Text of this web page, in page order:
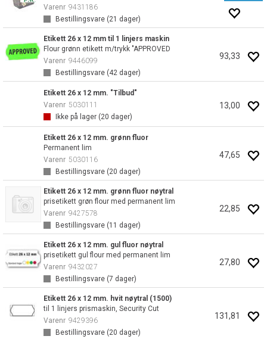
Varenr 9431186
Bestillingsvare (21 dager)
Etikett 26 x 12 mm til 1 linjers maskin
Flour grønn etikett m/trykk "APPROVED
Varenr 9446099
Bestillingsvare (42 dager)
93,33
Etikett 26 x 12 mm. "Tilbud"
Varenr 5030111
Ikke på lager (20 dager)
13,00
Etikett 26 x 12 mm. grønn fluor
Permanent lim
Varenr 5030116
Bestillingsvare (20 dager)
47,65
Etikett 26 x 12 mm. grønn fluor nøytral
prisetikett grøn flour med permanent lim
Varenr 9427578
Bestillingsvare (11 dager)
22,85
Etikett 26 x 12 mm. gul fluor nøytral
prisetikett gul flour med permanent lim
Varenr 9432027
Bestillingsvare (7 dager)
27,80
Etikett 26 x 12 mm. hvit nøytral (1500)
til 1 linjers prismaskin, Security Cut
Varenr 9429396
Bestillingsvare (20 dager)
131,81